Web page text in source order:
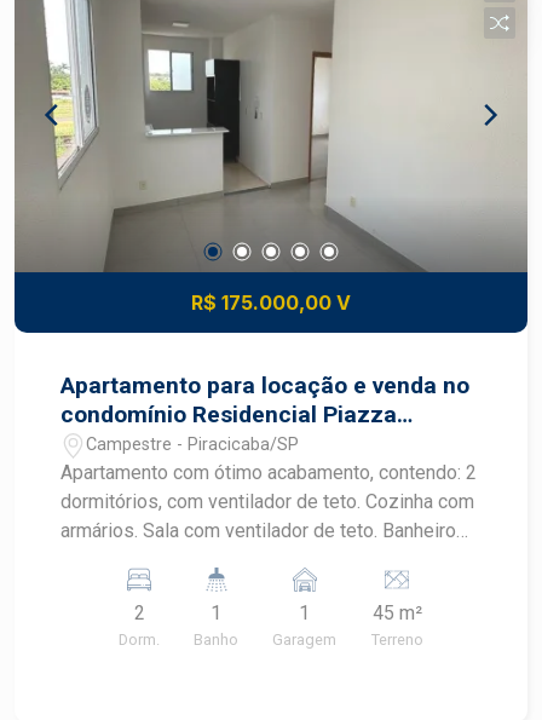
dois ambientes -Cozinha funcional -Banheiro
social -01 vaga de garagem Lazer e
comodidades do condomínio: -Piscina -Salão de
festas -Churrasqueira -Academia Espaços
planejados para convivência e lazer Um imóvel
que une conforto, segurança e excelente custo-
benefício, perfeito para quem busca praticidade
ou uma opção segura de investimento imobiliário.
Construa seu futuro com quem é agente de
desenvolvimento do mercado imobiliário de
Piracicaba. Agende sua visita.
R$ 175.000,00 V
Apartamento para locação e venda no
condomínio Residencial Piazza
Florença
Campestre - Piracicaba/SP
Apartamento com ótimo acabamento, contendo: 2
dormitórios, com ventilador de teto. Cozinha com
armários. Sala com ventilador de teto. Banheiro
gourmet com churrasqueira, piscina e playground.
2
Dorm.
1
Banho
1
Garagem
45 m²
Terreno